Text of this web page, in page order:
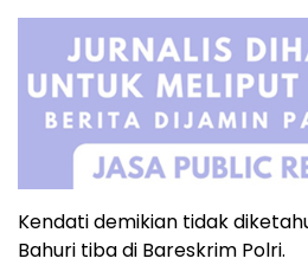
Kendati demikian tidak
Bahuri tiba di Bareskrim Polri.